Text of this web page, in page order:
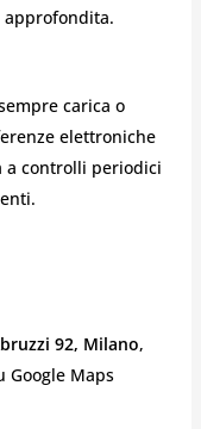
approfondita.
carica o
elettroniche
a controlli periodici
92, Milano,
Google Maps